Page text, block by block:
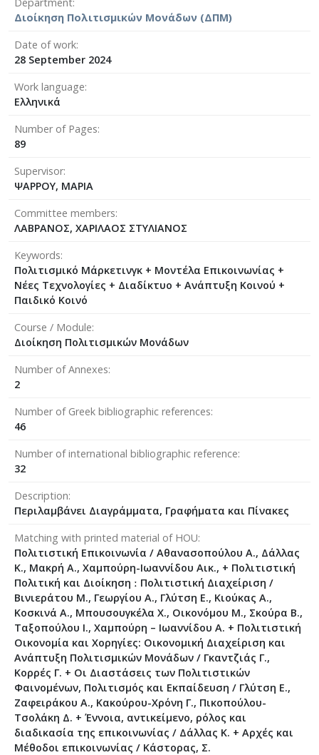
Διοίκηση Πολιτισμικών Μονάδων (ΔΠΜ)
Date of work
28 September 2024
Work language
Ελληνικά
Number of Pages
89
Supervisor
ΨΑΡΡΟΥ, ΜΑΡΙΑ
Committee members
ΛΑΒΡΑΝΟΣ, ΧΑΡΙΛΑΟΣ ΣΤΥΛΙΑΝΟΣ
Keywords
Πολιτισμικό Μάρκετινγκ + Μοντέλα Επικοινωνίας +
Νέες Τεχνολογίες + Διαδίκτυο + Ανάπτυξη Κοινού +
Παιδικό Κοινό
Course / Module
Διοίκηση Πολιτισμικών Μονάδων
Number of Annexes
2
Number of Greek bibliographic references
46
Number of international bibliographic reference
32
Description
Περιλαμβάνει Διαγράμματα, Γραφήματα και Πίνακες
Matching with printed material of HOU
Πολιτιστική Επικοινωνία / Αθανασοπούλου Α., Δάλλας
Κ., Μακρή Α., Χαμπούρη-Ιωαννίδου Αικ., + Πολιτιστική
Πολιτική και Διοίκηση ː Πολιτιστική Διαχείριση /
Βινιεράτου Μ., Γεωργίου Α., Γλύτση Ε., Κιούκας Α.,
Κοσκινά Α., Μπουσουγκέλα Χ., Οικονόμου Μ., Σκούρα Β.,
Ταξοπούλου Ι., Χαμπούρη – Ιωαννίδου Α. + Πολιτιστική
Οικονομία και Χορηγίες: Οικονομική Διαχείριση και
Ανάπτυξη Πολιτισμικών Μονάδων / Γκαντζιάς Γ.,
Κορρές Γ. + Οι Διαστάσεις των Πολιτιστικών
Φαινομένων, Πολιτισμός και Εκπαίδευση / Γλύτση Ε.,
Ζαφειράκου Α., Κακούρου-Χρόνη Γ., Πικοπούλου-
Τσολάκη Δ. + Έννοια, αντικείμενο, ρόλος και
διαδικασία της επικοινωνίας / Δάλλας Κ. + Αρχές και
Μέθοδοι επικοινωνίας / Κάστορας, Σ.